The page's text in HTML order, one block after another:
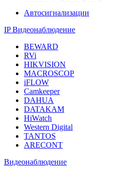
Автосигнализации
IP Видеонаблюдение
BEWARD
RVi
HIKVISION
MACROSCOP
iFLOW
Camkeeper
DAHUA
DATAKAM
HiWatch
Western Digital
TANTOS
ARECONT
Видеонаблюдение